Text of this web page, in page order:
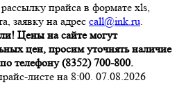
прайса в формате xls,
заявку на адрес call@ink.ru.
Цены на сайте могут
цен, просим уточнять наличие
телефону (8352) 700-800.
листе на 8:00. 07.08.2026